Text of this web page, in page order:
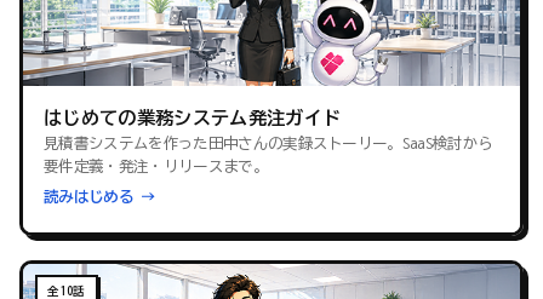
はじめての業務システム発注ガイド
見積書システムを作った田中さんの実録ストーリー。SaaS検討から
要件定義・発注・リリースまで。
読みはじめる →
全10話